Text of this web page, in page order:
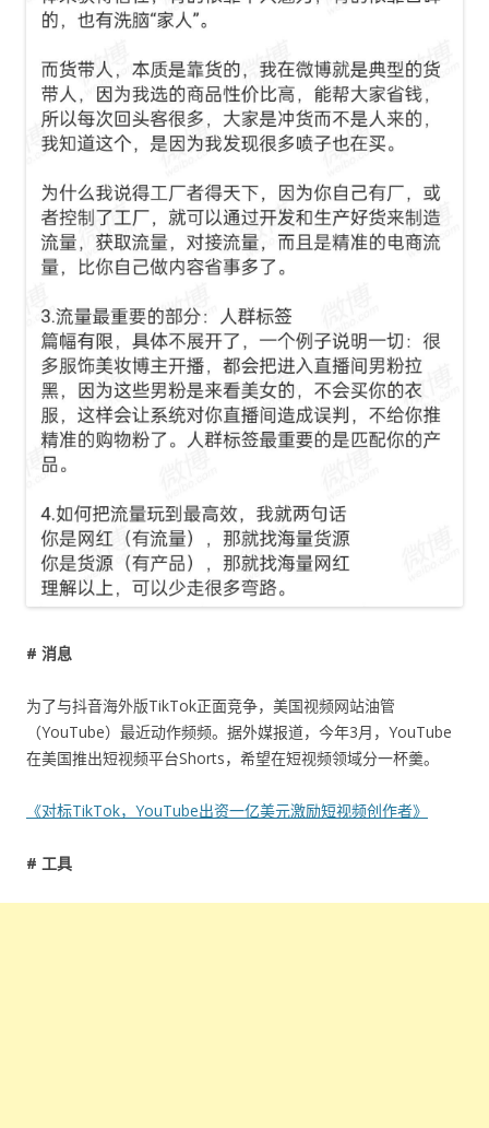
# 消息
为了与抖音海外版TikTok正面竞争，美国视频网站油管
（YouTube）最近动作频频。据外媒报道，今年3月，YouTube
在美国推出短视频平台Shorts，希望在短视频领域分一杯羹。
《对标TikTok，YouTube出资一亿美元激励短视频创作者》
# 工具